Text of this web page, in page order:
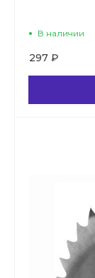
В наличии
297 ₽